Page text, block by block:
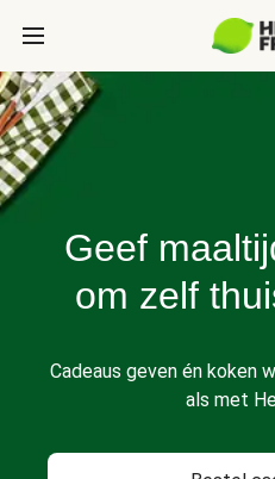
Geef
om zelf
Cadeaus geven én koken
als met